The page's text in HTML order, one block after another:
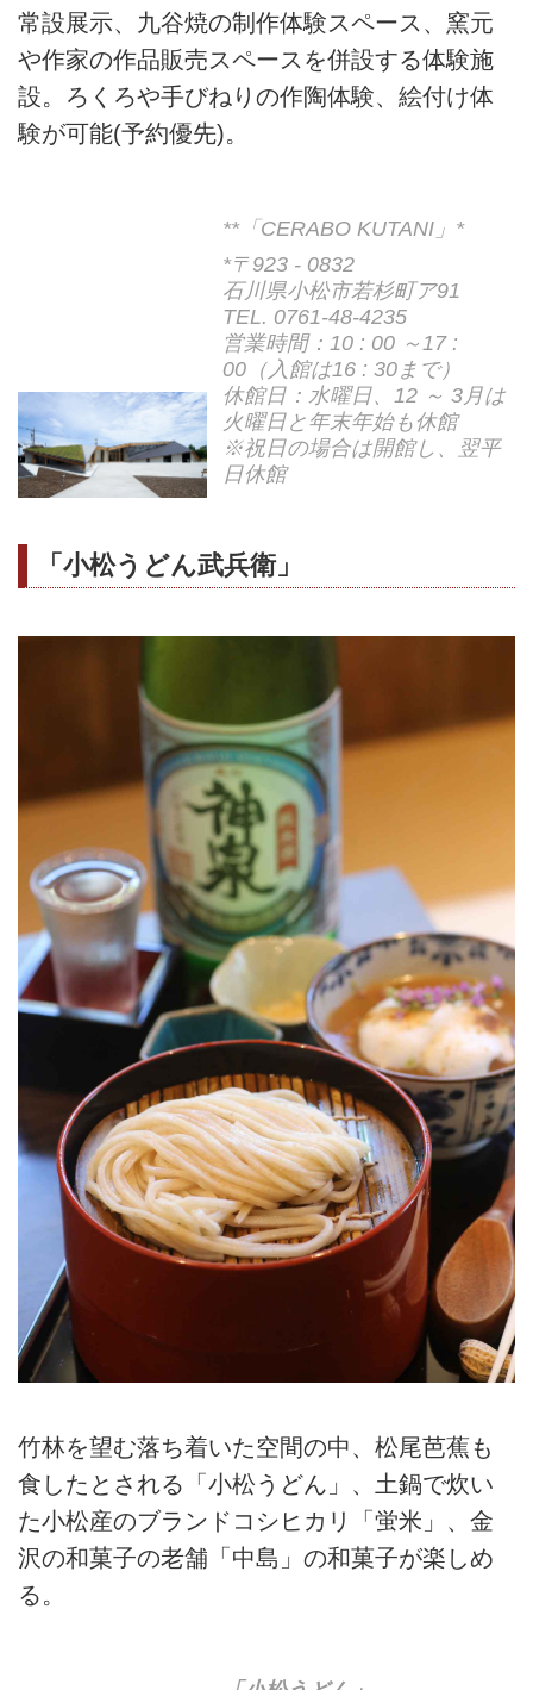
常設展示、九谷焼の制作体験スペース、窯元
や作家の作品販売スペースを併設する体験施
設。ろくろや手びねりの作陶体験、絵付け体
験が可能(予約優先)。
**「CERABO KUTANI」*
*〒923 - 0832
石川県小松市若杉町ア91
TEL. 0761-48-4235
営業時間：10 : 00 ～17 :
00（入館は16 : 30まで）
休館日：水曜日、12 ～ 3月は
火曜日と年末年始も休館
※祝日の場合は開館し、翌平
日休館
「小松うどん武兵衛」
竹林を望む落ち着いた空間の中、松尾芭蕉も
食したとされる「小松うどん」、土鍋で炊い
た小松産のブランドコシヒカリ「蛍米」、金
沢の和菓子の老舗「中島」の和菓子が楽しめ
る。